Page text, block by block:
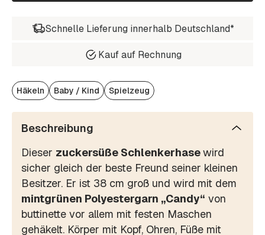
Schnelle Lieferung innerhalb Deutschland*
Kauf auf Rechnung
Häkeln Baby / Kind Spielzeug
Beschreibung
Dieser zuckersüße Schlenkerhasewird
sicher gleich der beste Freund seiner kleinen
Besitzer. Er ist 38 cm groß und wird mit dem
mintgrünen Polyestergarn „Candy“ von
buttinette vor allem mit festen Maschen
gehäkelt. Körper mit Kopf, Ohren, Füße mit